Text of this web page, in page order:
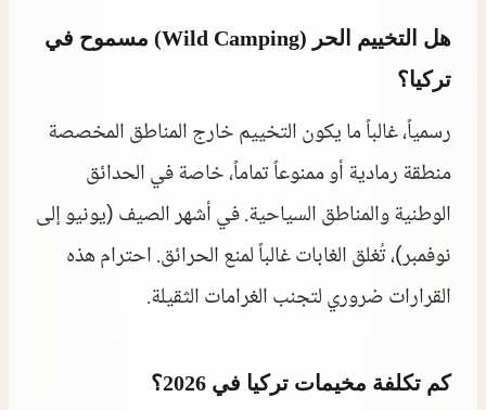
هل التخييم الحر (Wild Camping) مسموح في
تركيا؟
رسمياً، غالباً ما يكون التخييم خارج المناطق المخصصة
منطقة رمادية أو ممنوعاً تماماً، خاصة في الحدائق
الوطنية والمناطق السياحية. في أشهر الصيف (يونيو إلى
نوفمبر)، تُغلق الغابات غالباً لمنع الحرائق. احترام هذه
القرارات ضروري لتجنب الغرامات الثقيلة.
كم تكلفة مخيمات تركيا في 2026؟